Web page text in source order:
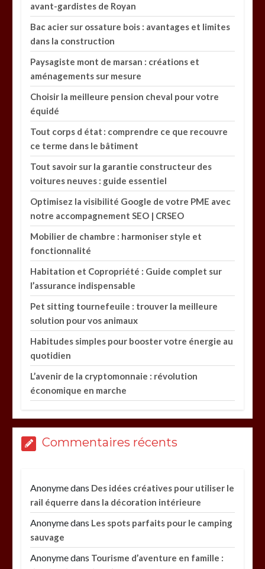
avant-gardistes de Royan
Bac acier sur ossature bois : avantages et limites
dans la construction
Paysagiste mont de marsan : créations et
aménagements sur mesure
Choisir la meilleure pension cheval pour votre
équidé
Tout corps d état : comprendre ce que recouvre
ce terme dans le bâtiment
Tout savoir sur la garantie constructeur des
voitures neuves : guide essentiel
Optimisez la visibilité Google de votre PME avec
notre accompagnement SEO | CRSEO
Mobilier de chambre : harmoniser style et
fonctionnalité
Habitation et Copropriété : Guide complet sur
l’assurance indispensable
Pet sitting tournefeuile : trouver la meilleure
solution pour vos animaux
Habitudes simples pour booster votre énergie au
quotidien
L’avenir de la cryptomonnaie : révolution
économique en marche
Commentaires récents
Anonymedans Des idées créatives pour utiliser le
rail équerre dans la décoration intérieure
Anonymedans Les spots parfaits pour le camping
sauvage
Anonymedans Tourisme d’aventure en famille :